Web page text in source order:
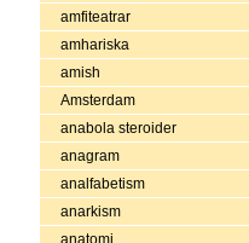
amfiteatrar
amhariska
amish
Amsterdam
anabola steroider
anagram
analfabetism
anarkism
anatomi